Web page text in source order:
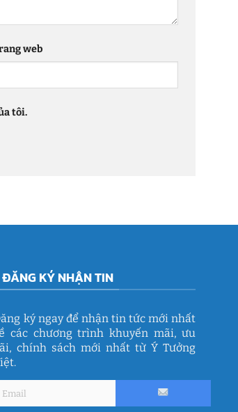
web
tôi.
ĐĂNG KÝ NHẬN TIN
ký ngay để nhận tin tức mới nhất
các chương trình khuyến mãi, ưu
chính sách mới nhất từ Ý Tưởng